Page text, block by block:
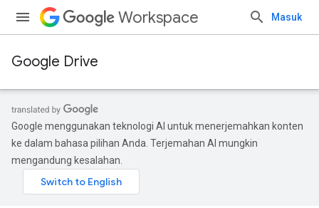
Workspace Masuk
Google Drive
Google menggunakan teknologi AI untuk menerjemahkan konten
ke dalam bahasa pilihan Anda. Terjemahan AI mungkin
mengandung kesalahan.